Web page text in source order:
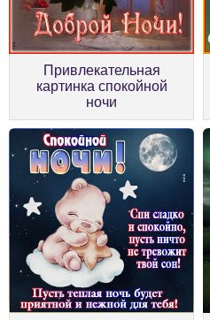
Привлекательная
картинка спокойной
ночи